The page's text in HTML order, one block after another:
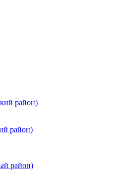
район)
район)
район)